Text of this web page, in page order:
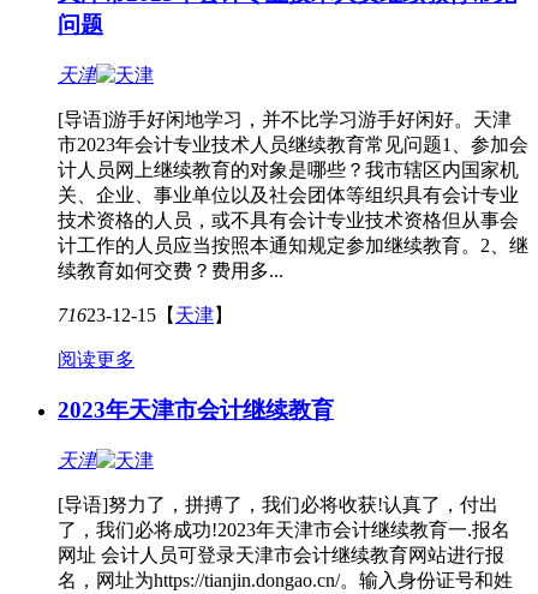
问题
天津
[导语]游手好闲地学习，并不比学习游手好闲好。天津
市2023年会计专业技术人员继续教育常见问题1、参加会
计人员网上继续教育的对象是哪些？我市辖区内国家机
关、企业、事业单位以及社会团体等组织具有会计专业
技术资格的人员，或不具有会计专业技术资格但从事会
计工作的人员应当按照本通知规定参加继续教育。2、继
续教育如何交费？费用多...
71623-12-15 【 天津】
阅读更多
2023年天津市会计继续教育
天津
[导语]努力了，拼搏了，我们必将收获!认真了，付出
了，我们必将成功!2023年天津市会计继续教育一.报名
网址 会计人员可登录天津市会计继续教育网站进行报
名，网址为https://tianjin.dongao.cn/。输入身份证号和姓